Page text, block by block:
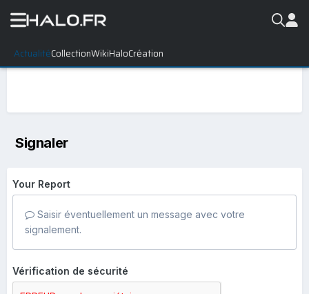
ActualitéCollectionWikiHaloCréation
Signaler
Your Report
Saisir éventuellement un message avec votre
signalement.
Vérification de sécurité